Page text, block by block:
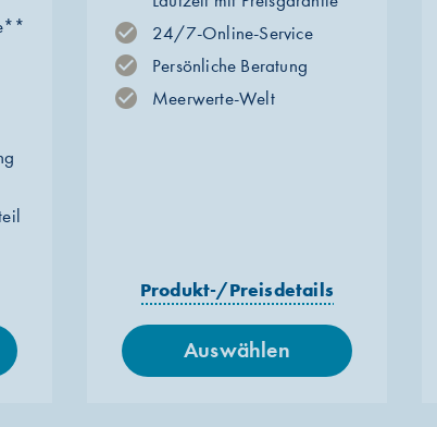
24/7-Online-Service
Persönliche Beratung
Meerwerte-Welt
Produkt-/Preisdetails
Auswählen